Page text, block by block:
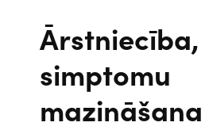
Ārstniecība,
simptomu
mazināšana